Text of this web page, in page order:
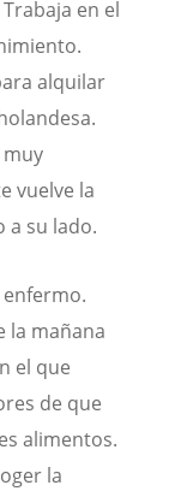
en el
alquilar
muy
vuelve la
a su lado.
la mañana
el que
de que
alimentos.
la